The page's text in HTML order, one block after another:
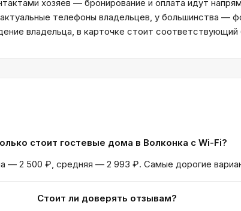
хозяев — бронирование и оплата идут
телефоны владельцев, у большинства —
владельца, в карточке стоит
стоит гостевые дома в Волконка с Wi-Fi?
— 2 500 ₽, средняя — 2 993 ₽. Самые дорогие
Стоит ли доверять отзывам?